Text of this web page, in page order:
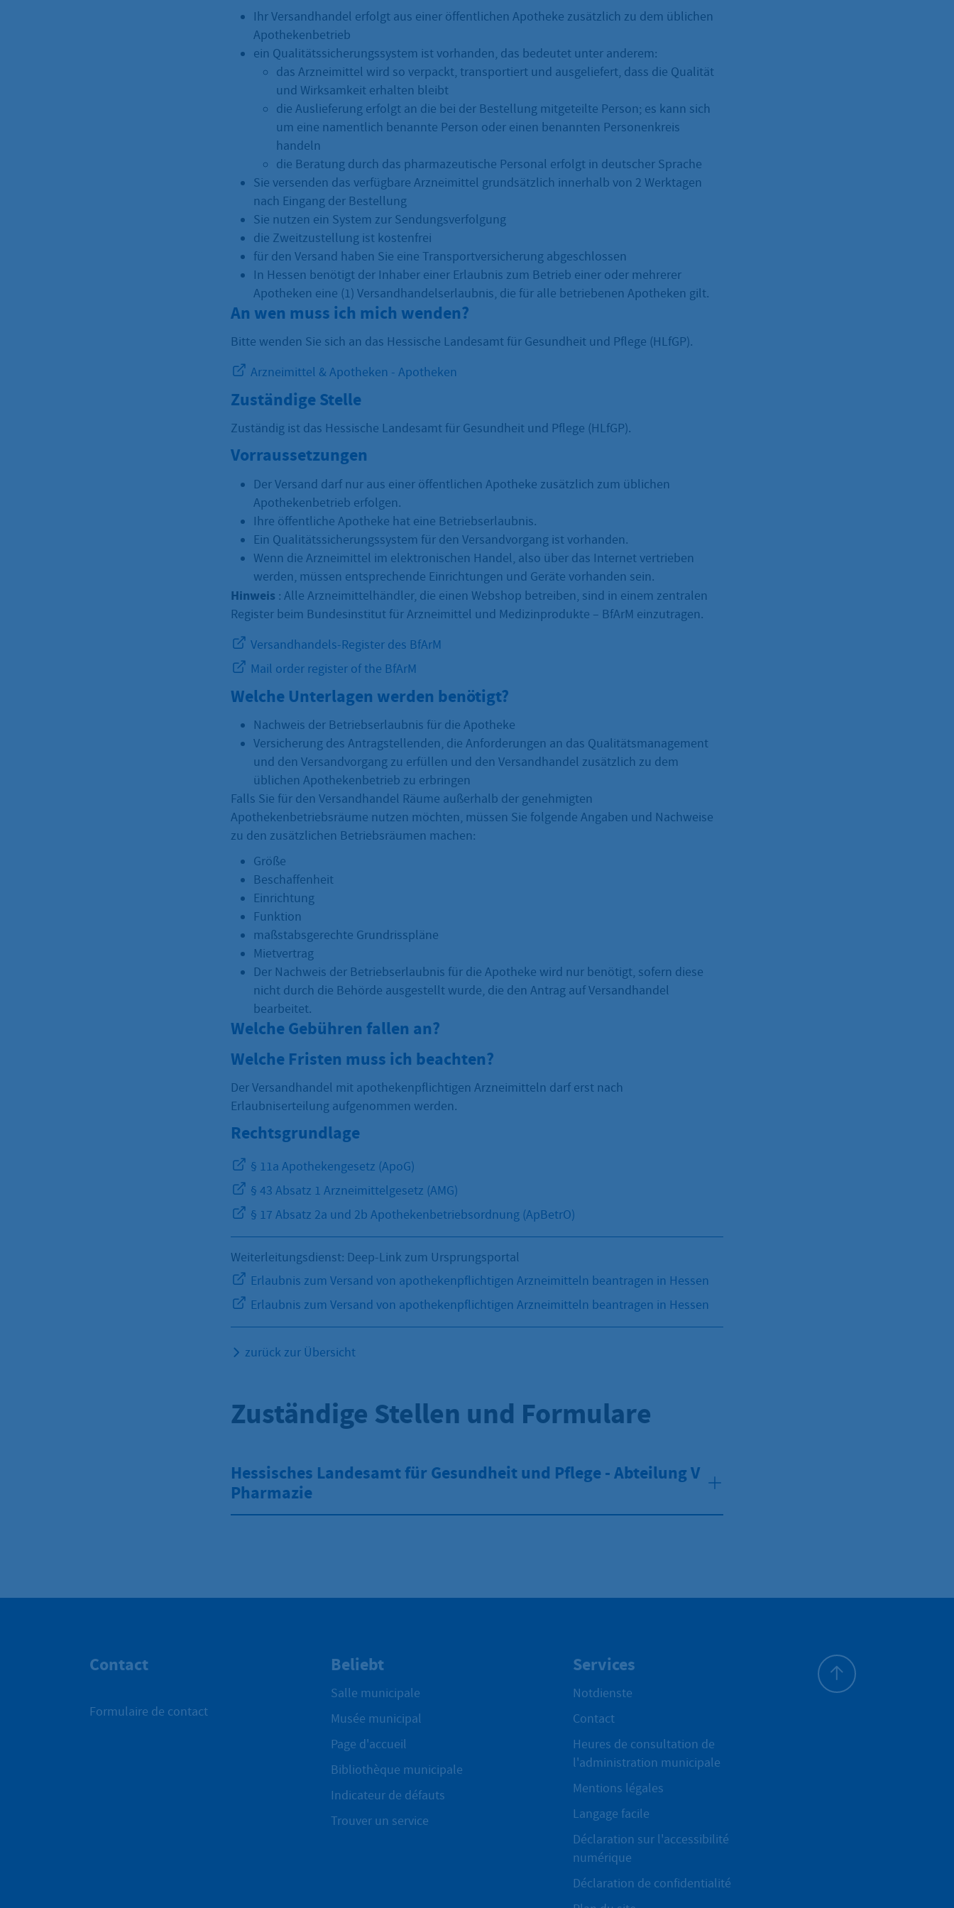
Ihr Versandhandel erfolgt aus einer öffentlichen Apotheke zusätzlich zu dem üblichen
Apothekenbetrieb
ein Qualitätssicherungssystem ist vorhanden, das bedeutet unter anderem:
das Arzneimittel wird so verpackt, transportiert und ausgeliefert, dass die Qualität
und Wirksamkeit erhalten bleibt
die Auslieferung erfolgt an die bei der Bestellung mitgeteilte Person; es kann sich
um eine namentlich benannte Person oder einen benannten Personenkreis
handeln
die Beratung durch das pharmazeutische Personal erfolgt in deutscher Sprache
Sie versenden das verfügbare Arzneimittel grundsätzlich innerhalb von 2 Werktagen
nach Eingang der Bestellung
Sie nutzen ein System zur Sendungsverfolgung
die Zweitzustellung ist kostenfrei
für den Versand haben Sie eine Transportversicherung abgeschlossen
In Hessen benötigt der Inhaber einer Erlaubnis zum Betrieb einer oder mehrerer
Apotheken eine (1) Versandhandelserlaubnis, die für alle betriebenen Apotheken gilt.
An wen muss ich mich wenden?
Bitte wenden Sie sich an das Hessische Landesamt für Gesundheit und Pflege (HLfGP).
Arzneimittel & Apotheken - Apotheken
Zuständige Stelle
Zuständig ist das Hessische Landesamt für Gesundheit und Pflege (HLfGP).
Vorraussetzungen
Der Versand darf nur aus einer öffentlichen Apotheke zusätzlich zum üblichen
Apothekenbetrieb erfolgen.
Ihre öffentliche Apotheke hat eine Betriebserlaubnis.
Ein Qualitätssicherungssystem für den Versandvorgang ist vorhanden.
Wenn die Arzneimittel im elektronischen Handel, also über das Internet vertrieben
werden, müssen entsprechende Einrichtungen und Geräte vorhanden sein.
Hinweis : Alle Arzneimittelhändler, die einen Webshop betreiben, sind in einem zentralen
Register beim Bundesinstitut für Arzneimittel und Medizinprodukte – BfArM einzutragen.
Versandhandels-Register des BfArM
Mail order register of the BfArM
Welche Unterlagen werden benötigt?
Nachweis der Betriebserlaubnis für die Apotheke
Versicherung des Antragstellenden, die Anforderungen an das Qualitätsmanagement
und den Versandvorgang zu erfüllen und den Versandhandel zusätzlich zu dem
üblichen Apothekenbetrieb zu erbringen
Falls Sie für den Versandhandel Räume außerhalb der genehmigten
Apothekenbetriebsräume nutzen möchten, müssen Sie folgende Angaben und Nachweise
zu den zusätzlichen Betriebsräumen machen:
Größe
Beschaffenheit
Einrichtung
Funktion
maßstabsgerechte Grundrisspläne
Mietvertrag
Der Nachweis der Betriebserlaubnis für die Apotheke wird nur benötigt, sofern diese
nicht durch die Behörde ausgestellt wurde, die den Antrag auf Versandhandel
bearbeitet.
Welche Gebühren fallen an?
Welche Fristen muss ich beachten?
Der Versandhandel mit apothekenpflichtigen Arzneimitteln darf erst nach
Erlaubniserteilung aufgenommen werden.
Rechtsgrundlage
§ 11a Apothekengesetz (ApoG)
§ 43 Absatz 1 Arzneimittelgesetz (AMG)
§ 17 Absatz 2a und 2b Apothekenbetriebsordnung (ApBetrO)
Weiterleitungsdienst: Deep-Link zum Ursprungsportal
Erlaubnis zum Versand von apothekenpflichtigen Arzneimitteln beantragen in Hessen
Erlaubnis zum Versand von apothekenpflichtigen Arzneimitteln beantragen in Hessen
zurück zur Übersicht
Zuständige Stellen und Formulare
Hessisches Landesamt für Gesundheit und Pflege - Abteilung V
Pharmazie
Contact
Formulaire de contact
Beliebt
Salle municipale
Musée municipal
Page d'accueil
Bibliothèque municipale
Indicateur de défauts
Trouver un service
Services
Notdienste
Contact
Heures de consultation de
l'administration municipale
Mentions légales
Langage facile
Déclaration sur l'accessibilité
numérique
Déclaration de confidentialité